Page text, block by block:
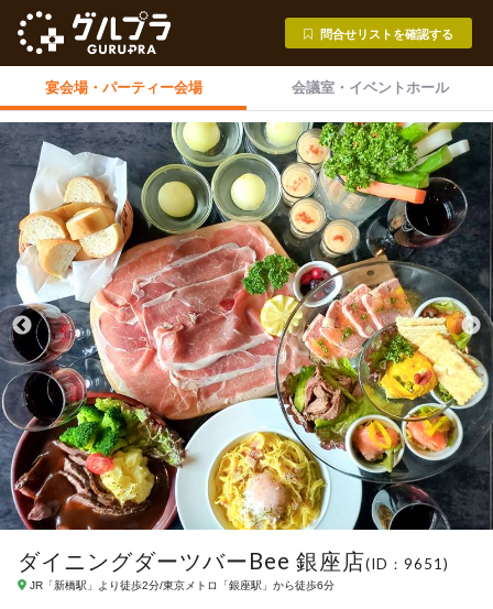
問合せリストを確認する
宴会場・ パーティー会場 会議室・ イベントホール
ダイニングダーツバーBee 銀座店(ID：9651)
JR「新橋駅」より徒歩2分/東京メトロ「銀座駅」から徒歩6分